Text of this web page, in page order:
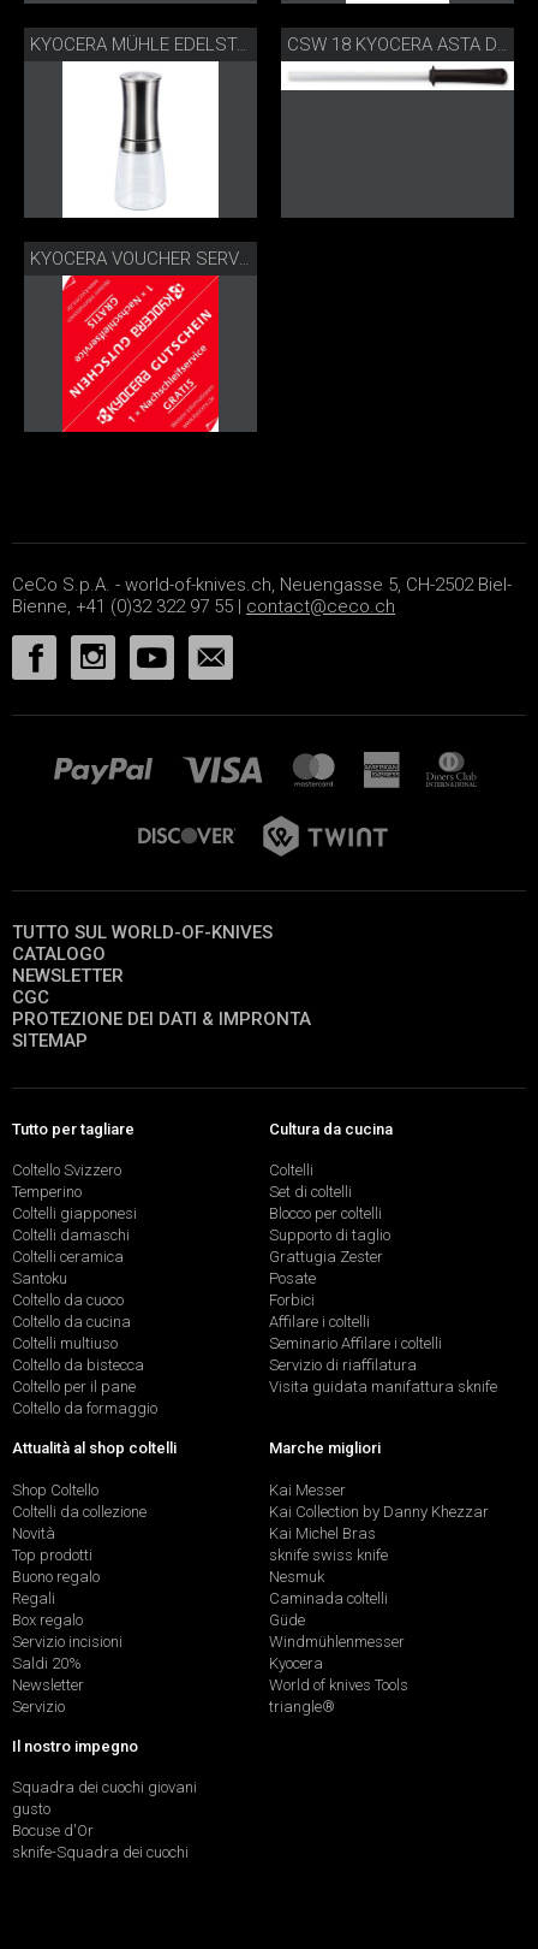
KYOCERA MÜHLE EDELSTAHL CM-30SS CSW 18 KYOCERA ASTA D’AFFILATURA DI CERAMICA
KYOCERA VOUCHER SERVIZIO GRATUITO PER STRASCICARE
CeCo S.p.A. - world-of-knives.ch, Neuengasse 5, CH-2502 Biel-
Bienne, +41 (0)32 322 97 55 | contact@ceco.ch
TUTTO SUL WORLD-OF-KNIVES
CATALOGO
NEWSLETTER
CGC
PROTEZIONE DEI DATI & IMPRONTA
SITEMAP
Tutto per tagliare
Coltello Svizzero
Temperino
Coltelli giapponesi
Coltelli damaschi
Coltelli ceramica
Santoku
Coltello da cuoco
Coltello da cucina
Coltelli multiuso
Coltello da bistecca
Coltello per il pane
Coltello da formaggio
Cultura da cucina
Coltelli
Set di coltelli
Blocco per coltelli
Supporto di taglio
Grattugia Zester
Posate
Forbici
Affilare i coltelli
Seminario Affilare i coltelli
Servizio di riaffilatura
Visita guidata manifattura sknife
Attualità al shop coltelli
Shop Coltello
Coltelli da collezione
Novità
Top prodotti
Buono regalo
Regali
Box regalo
Servizio incisioni
Saldi 20%
Newsletter
Servizio
Marche migliori
Kai Messer
Kai Collection by Danny Khezzar
Kai Michel Bras
sknife swiss knife
Nesmuk
Caminada coltelli
Güde
Windmühlenmesser
Kyocera
World of knives Tools
triangle®
Il nostro impegno
Squadra dei cuochi giovani
gusto
Bocuse d'Or
sknife-Squadra dei cuochi